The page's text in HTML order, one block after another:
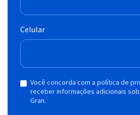
Celular
Você concorda com a política de
receber informações adicionais
Gran.